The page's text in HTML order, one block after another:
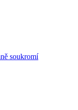
soukromí